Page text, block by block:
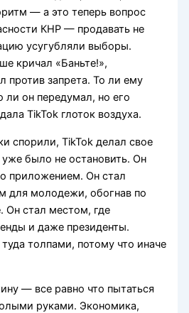
— а это теперь вопрос
КНР — продавать не
усугубляли выборы.
кричал «Баньте!»,
против запрета. То ли ему
ли он передумал, но его
TikTok глоток воздуха.
спорили, TikTok делал свое
было не остановить. Он
приложением. Он стал
для молодежи, обогнав по
Он стал местом, где
и даже президенты.
толпами, потому что иначе
— все равно что пытаться
руками. Экономика,